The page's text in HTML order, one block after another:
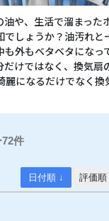
や、生活で溜まった
でしょうか？油汚れと
外もベタベタになっ
だけではなく、換気扇
麗になるだけでなく換
72件
日付順 ↓ 評価順